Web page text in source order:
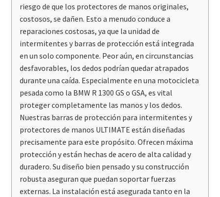
riesgo de que los protectores de manos originales,
costosos, se dañen. Esto a menudo conduce a
reparaciones costosas, ya que la unidad de
intermitentes y barras de protección está integrada
en un solo componente. Peor aún, en circunstancias
desfavorables, los dedos podrían quedar atrapados
durante una caída. Especialmente en una motocicleta
pesada como la BMW R 1300 GS o GSA, es vital
proteger completamente las manos y los dedos.
Nuestras barras de protección para intermitentes y
protectores de manos ULTIMATE están diseñadas
precisamente para este propósito. Ofrecen máxima
protección y están hechas de acero de alta calidad y
duradero. Su diseño bien pensado y su construcción
robusta aseguran que puedan soportar fuerzas
externas. La instalación está asegurada tanto en la